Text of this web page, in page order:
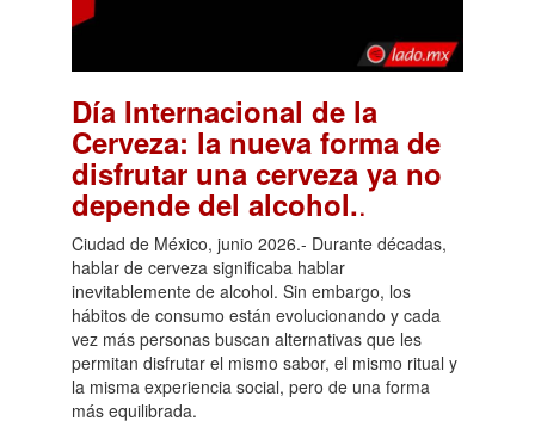
Día Internacional de la
Cerveza: la nueva forma de
disfrutar una cerveza ya no
depende del alcohol..
Ciudad de México, junio 2026.- Durante décadas,
hablar de cerveza significaba hablar
inevitablemente de alcohol. Sin embargo, los
hábitos de consumo están evolucionando y cada
vez más personas buscan alternativas que les
permitan disfrutar el mismo sabor, el mismo ritual y
la misma experiencia social, pero de una forma
más equilibrada.